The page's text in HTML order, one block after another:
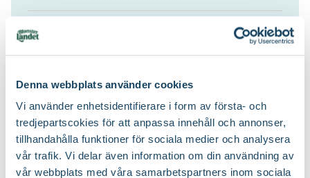
Denna webbplats använder cookies
Vi använder enhetsidentifierare i form av första- och
tredjepartscokies för att anpassa innehåll och annonser,
tillhandahålla funktioner för sociala medier och analysera
vår trafik. Vi delar även information om din användning av
vår webbplats med våra samarbetspartners inom sociala
Höjd:
Vintergrön: Nej